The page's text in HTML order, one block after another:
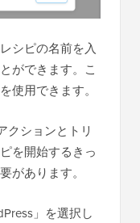
シピの名前を入
ができます。こ
使用できます。
クションとトリ
を開始するきっ
があります。
」を選択し